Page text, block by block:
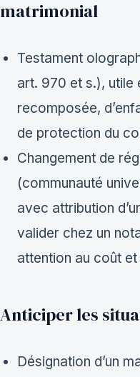
matrimonial
Testament
art. 970 et s.), utile
recomposée,
de protection du
Changement de
(communauté
avec attribution
valider chez un
attention au coût
Anticiper les
Désignation d’un